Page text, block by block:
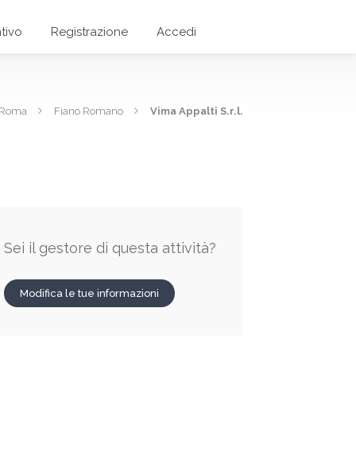
Registrazione Accedi
Fiano Romano Vima Appalti S.r.l.
Sei il gestore di questa attività?
Modifica le tue informazioni